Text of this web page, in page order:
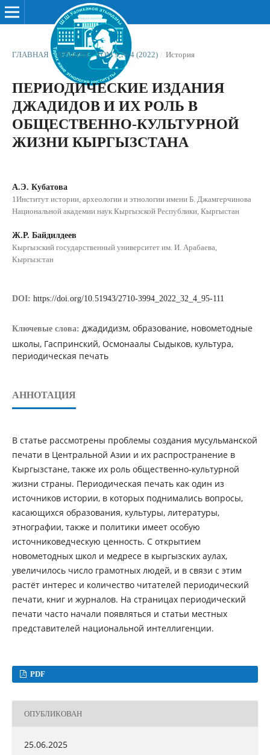
ГЛАВНАЯ / АРХИВЫ / ТОМ 9 № 4 (2022) / История
ПЕРИОДИЧЕСКИЕ ИЗДАНИЯ
ДЖАДИДОВ И ИХ РОЛЬ В
ОБЩЕСТВЕННО-КУЛЬТУРНОЙ
ЖИЗНИ КЫРГЫЗСТАНА
А.Э. Кубатова
1Институт истории, археологии и этнологии имени Б. Джамгерчинова
Национальной академии наук Кыргызской Республики, Кыргыстан
Ж.Р. Байдилдеев
Кыргызский государственный университет им. И. Арабаева,
Кыргызстан
DOI: https://doi.org/10.51943/2710-3994_2022_32_4_95-111
Ключевые слова: джадидизм, образование, новометодные
школы, Гаспринский, Осмонаалы Сыдыков, культура,
периодическая печать
АННОТАЦИЯ
В статье рассмотрены проблемы создания мусульманской
печати в Центральной Азии и их распространение в
Кыргызстане, также их роль общественно-культурной
жизни страны. Периодическая печать как один из
источников истории, в которых поднимались вопросы,
касающихся образования, культуры, литературы,
этнографии, также и политики имеет особую
источниковедческую ценность. С открытием
новометодных школ и медресе в кыргызских аулах,
увеличилось число грамотных людей, и в связи с этим
растёт интерес и количество читателей периодический
печати, книг и журналов. На страницах периодический
печати часто начали появляться и статьи местных
представителей национальной интеллигенции.
PDF
ОПУБЛИКОВАН
25.06.2025